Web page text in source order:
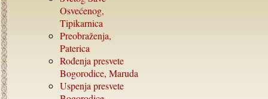
Osvećenog,
Tipikarnica
Preobraženja,
Paterica
Rođenja presvete
Bogorodice, Maruda
Uspenja presvete